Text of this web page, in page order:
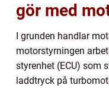
gör med
I grunden handlar
motorstyrningen
styrenhet (ECU) som
laddtryck på